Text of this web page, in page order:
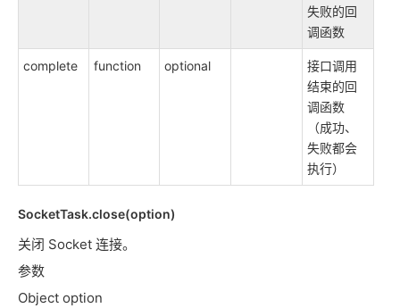
失败的回
调函数
complete function optional
接口调用
结束的回
调函数
（成功、
失败都会
执行）
SocketTask.close(option)
关闭 Socket 连接。
参数
Object option